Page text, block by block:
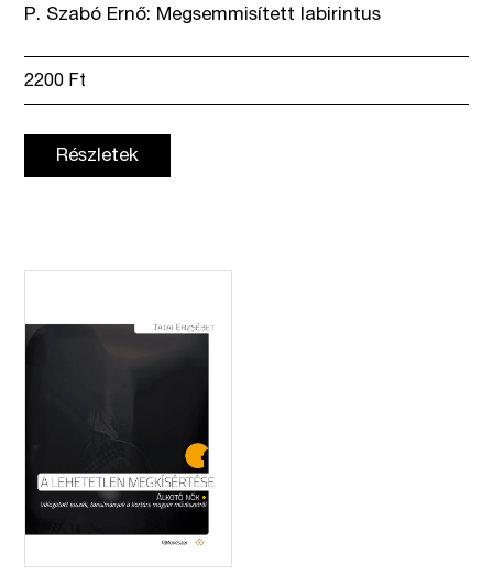
P. Szabó Ernő: Megsemmisített labirintus
2200 Ft
Részletek